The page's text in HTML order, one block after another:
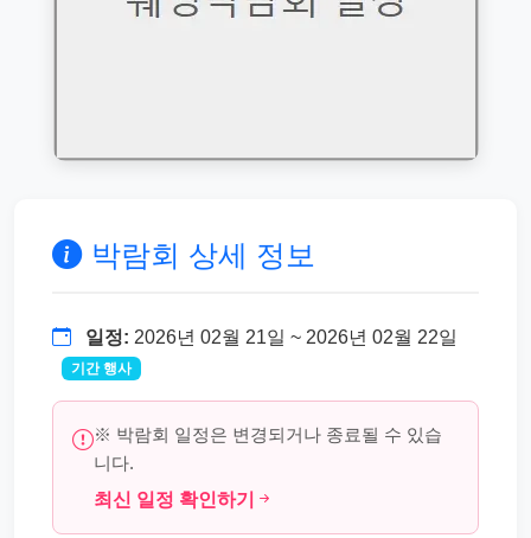
박람회 상세 정보
일정: 2026년 02월 21일 ~ 2026년 02월 22일
기간 행사
※ 박람회 일정은 변경되거나 종료될 수 있습
니다.
최신 일정 확인하기